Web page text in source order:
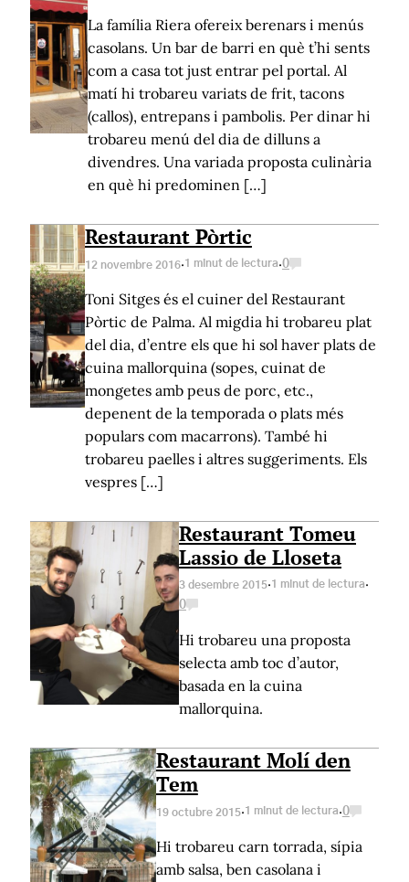
La família Riera ofereix berenars i menús
casolans. Un bar de barri en què t’hi sents
com a casa tot just entrar pel portal. Al
matí hi trobareu variats de frit, tacons
(callos), entrepans i pambolis. Per dinar hi
trobareu menú del dia de dilluns a
divendres. Una variada proposta culinària
en què hi predominen […]
Restaurant Pòrtic
12 novembre 2016·1 minut de lectura·0
Toni Sitges és el cuiner del Restaurant
Pòrtic de Palma. Al migdia hi trobareu plat
del dia, d’entre els que hi sol haver plats de
cuina mallorquina (sopes, cuinat de
mongetes amb peus de porc, etc.,
depenent de la temporada o plats més
populars com macarrons). També hi
trobareu paelles i altres suggeriments. Els
vespres […]
Restaurant Tomeu
Lassio de Lloseta
3 desembre 2015·1 minut de lectura·
0
Hi trobareu una proposta
selecta amb toc d’autor,
basada en la cuina
mallorquina.
Restaurant Molí den
Tem
19 octubre 2015·1 minut de lectura·0
Hi trobareu carn torrada, sípia
amb salsa, ben casolana i